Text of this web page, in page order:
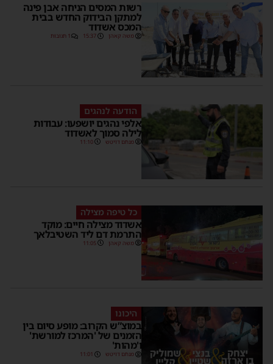
רשות המסים הניחה אבן פינה
למתקן הבידוק החדש בבית
המכס אשדוד
משה קאהן 15:37 1 תגובות
הודעה לנהגים
אלפי נהגים יושפעו: עבודות
לילה סמוך לאשדוד
מנחם דויטש 11:10
כל טיפה מצילה
אשדוד מצילה חיים: מוקד
התרמת דם ליד השטיבלאך
משה קאהן 11:05
היכונו
במוצ”ש הקרוב: מופע סיום בין
הזמנים של 'המרכז למורשת'
ו'מהות'
מנחם דויטש 11:01